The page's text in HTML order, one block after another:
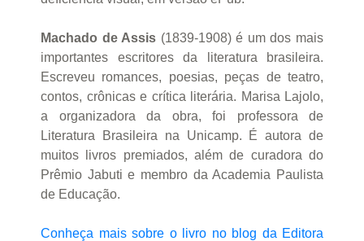
Machado de Assis (1839-1908) é um dos mais
importantes escritores da literatura brasileira.
Escreveu romances, poesias, peças de teatro,
contos, crônicas e crítica literária. Marisa Lajolo,
a organizadora da obra, foi professora de
Literatura Brasileira na Unicamp. É autora de
muitos livros premiados, além de curadora do
Prêmio Jabuti e membro da Academia Paulista
de Educação.
Conheça mais sobre o livro no blog da Editora